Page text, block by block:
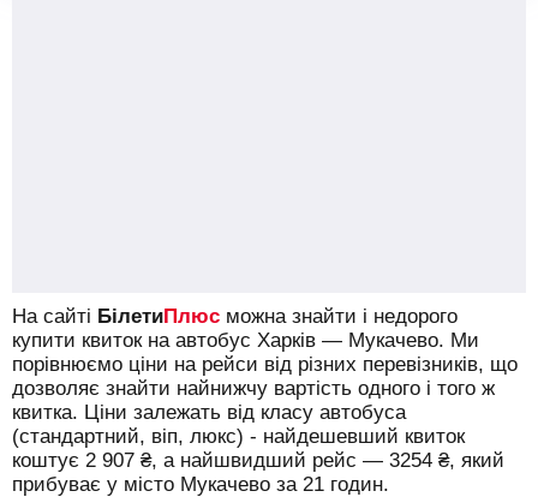
На сайті БілетиПлюс можна знайти і недорого
купити квиток на автобус Харків — Мукачево. Ми
порівнюємо ціни на рейси від різних перевізників, що
дозволяє знайти найнижчу вартість одного і того ж
квитка. Ціни залежать від класу автобуса
(стандартний, віп, люкс) - найдешевший квиток
коштує 2 907 ₴, а найшвидший рейс — 3254 ₴, який
прибуває у місто Мукачево за 21 годин.